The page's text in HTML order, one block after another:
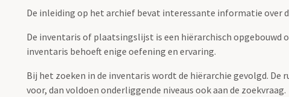
De inleiding op het archief bevat interessante informatie over
De inventaris of plaatsingslijst is een hiërarchisch opgebouwd
inventaris behoeft enige oefening en ervaring.
Bij het zoeken in de inventaris wordt de hiërarchie gevolgd. De
voor, dan voldoen onderliggende niveaus ook aan de zoekvraag.